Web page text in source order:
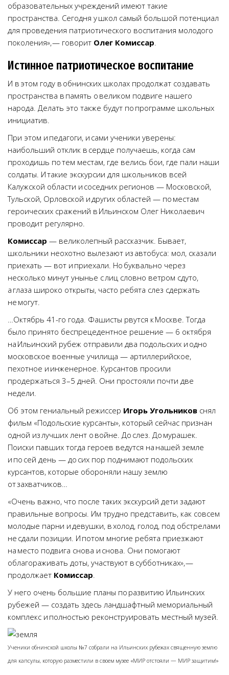
образовательных учреждений имеют такие
пространства. Сегодня у школ самый большой потенциал
для проведения патриотического воспитания молодого
поколения», — говорит Олег Комиссар.
Истинное патриотическое воспитание
И в этом году в обнинских школах продолжат создавать
пространства в память о великом подвиге нашего
народа. Делать это также будут по программе школьных
инициатив.
При этом и педагоги, и сами ученики уверены:
наибольший отклик в сердце получаешь, когда сам
проходишь по тем местам, где велись бои, где пали наши
солдаты. И такие экскурсии для школьников всей
Калужской области и соседних регионов — Московской,
Тульской, Орловской и других областей — по местам
героических сражений в Ильинском Олег Николаевич
проводит регулярно.
Комиссар — великолепный рассказчик. Бывает,
школьники неохотно вылезают из автобуса: мол, сказали
приехать — вот и приехали. Но буквально через
несколько минут унынье с лиц словно ветром сдуто,
а глаза широко открыты, часто ребята слез сдержать
не могут.
…Октябрь 41-го года. Фашисты рвутся к Москве. Тогда
было принято беспрецедентное решение — 6 октября
на Ильинский рубеж отправили два подольских и одно
московское военные училища — артиллерийское,
пехотное и инженерное. Курсантов просили
продержаться 3–5 дней. Они простояли почти две
недели.
Об этом гениальный режиссер Игорь Угольников снял
фильм «Подольские курсанты», который сейчас признан
одной из лучших лент о войне. До слез. До мурашек.
Поиски павших тогда героев ведутся на нашей земле
и по сей день — до сих пор поднимают подольских
курсантов, которые обороняли нашу землю
от захватчиков…
«Очень важно, что после таких экскурсий дети задают
правильные вопросы. Им трудно представить, как совсем
молодые парни и девушки, в холод, голод, под обстрелами
не сдали позиции. И потом многие ребята приезжают
на место подвига снова и снова. Они помогают
облагораживать доты, участвуют в субботниках», —
продолжает Комиссар.
У него очень большие планы по развитию Ильинских
рубежей — создать здесь ландшафтный мемориальный
комплекс и полностью реконструировать местный музей.
Ученики обнинской школы №7 собрали на Ильинских рубежах священную землю
для капсулы, которую разместили в своем музее «МИР отстояли — МИР защитим!»